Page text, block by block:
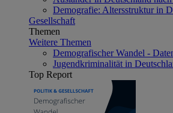
Demografie: Altersstruktur in
Gesellschaft
Themen
Weitere Themen
Demografischer Wandel -
Jugendkriminalität in
Top Report